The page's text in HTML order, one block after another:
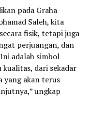
pada Graha
Saleh, kita
fisik, tetapi juga
perjuangan, dan
adalah simbol
dari sekadar
yang akan terus
ungkap